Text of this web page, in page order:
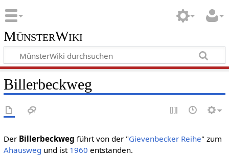
MünsterWiki
Billerbeckweg
Der Billerbeckweg führt von der "Gievenbecker Reihe" zum
Ahausweg und ist 1960 entstanden.